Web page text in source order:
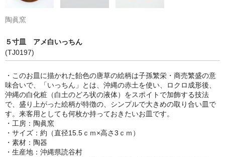
陶眞窯
５寸皿 アメ白いっちん
(TJ0197)
・このお皿に描かれた飴色の唐草の絵柄は子孫繁栄・商売繁盛の意
味合いで、「いっちん」とは、沖縄の赤土を使い、ロクロ成形後、
沖縄の白化粧（白土のどろ状の液体）をスポイトで加飾する技法
で、盛り上がった絵柄が特徴の、シンプルで大きめの取り合い皿で
す。来客用としても何枚か持っておきたいお皿です。
・工房：陶眞窯
・サイズ：約（直径15.5ｃｍ×高さ3ｃｍ）
・素材：陶器
・生産地：沖縄県読谷村